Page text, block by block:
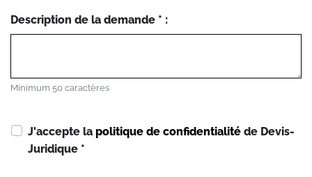
Description de la demande * :
Minimum 50 caractères
J'accepte la politique de confidentialité de Devis-
Juridique *